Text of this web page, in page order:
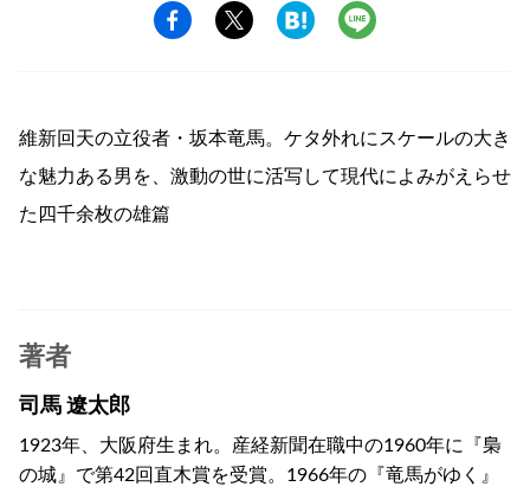
維新回天の立役者・坂本竜馬。ケタ外れにスケールの大き
な魅力ある男を、激動の世に活写して現代によみがえらせ
た四千余枚の雄篇
著者
司馬 遼太郎
1923年、大阪府生まれ。産経新聞在職中の1960年に『梟
の城』で第42回直木賞を受賞。1966年の『竜馬がゆく』